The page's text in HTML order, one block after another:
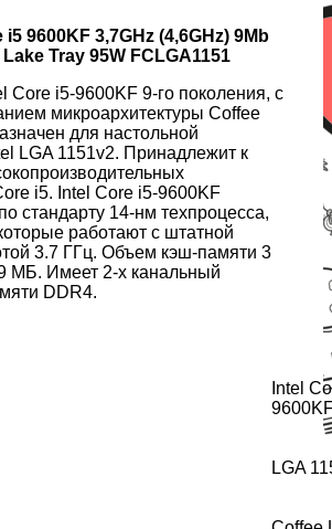
9600KF 3,7GHz (4,6GHz) 9Mb
Tray 95W FCLGA1151
Core i5-9600KF 9-го поколения, с
микроархитектуры Coffee
для настольной
LGA 1151v2. Принадлежит к
i5. Intel Core i5-9600KF
стандарту 14-нм техпроцесса,
работают с штатной
3.7 ГГц. Объем кэш-памяти 3
МБ. Имеет 2-х канальный
DDR4.
Intel
LGA